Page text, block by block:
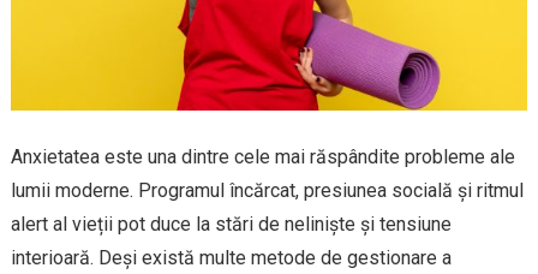
Anxietatea este una dintre cele mai răspândite probleme ale
lumii moderne. Programul încărcat, presiunea socială și ritmul
alert al vieții pot duce la stări de neliniște și tensiune
interioară. Deși există multe metode de gestionare a